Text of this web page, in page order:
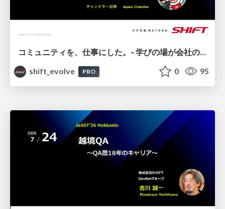
コミュニティを、仕事にした。‐ 学びの場が会社の価値になるまで / 20260724 Ayana Chandler
shift_evolve
PRO 0 95